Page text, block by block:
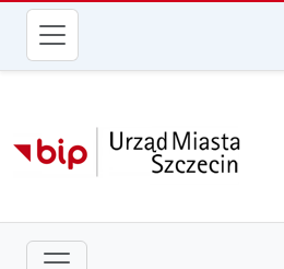
przejdź do głównego menu